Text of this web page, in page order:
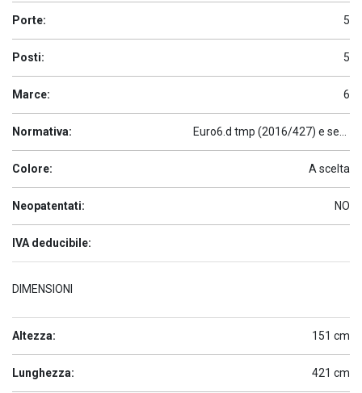
Porte: 5
Posti: 5
Marce: 6
Normativa:
Colore: A scelta
Neopatentati: NO
IVA deducibile:
DIMENSIONI
Altezza: 151 cm
Lunghezza: 421 cm